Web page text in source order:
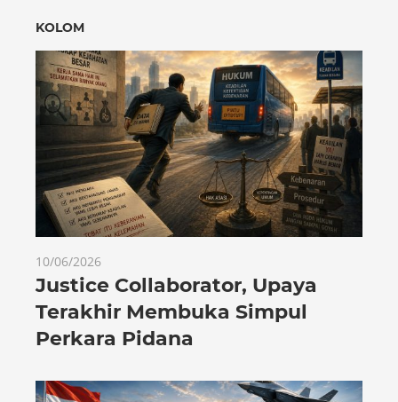
KOLOM
10/06/2026
Justice Collaborator, Upaya
Terakhir Membuka Simpul
Perkara Pidana